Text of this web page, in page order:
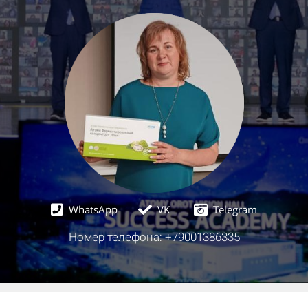
WhatsApp VK
Telegram
Номер телефона: +79001386335